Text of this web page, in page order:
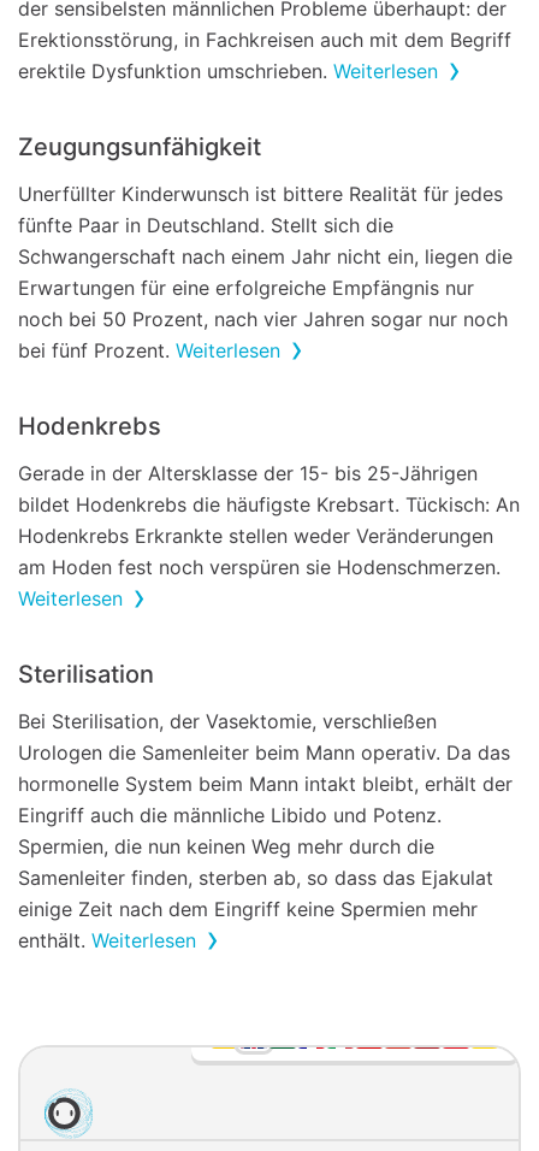
der sensibelsten männlichen Probleme überhaupt: der
Erektionsstörung, in Fachkreisen auch mit dem Begriff
erektile Dysfunktion umschrieben. Weiterlesen
Zeugungsunfähigkeit
Unerfüllter Kinderwunsch ist bittere Realität für jedes
fünfte Paar in Deutschland. Stellt sich die
Schwangerschaft nach einem Jahr nicht ein, liegen die
Erwartungen für eine erfolgreiche Empfängnis nur
noch bei 50 Prozent, nach vier Jahren sogar nur noch
bei fünf Prozent. Weiterlesen
Hodenkrebs
Gerade in der Altersklasse der 15- bis 25-Jährigen
bildet Hodenkrebs die häufigste Krebsart. Tückisch: An
Hodenkrebs Erkrankte stellen weder Veränderungen
am Hoden fest noch verspüren sie Hodenschmerzen.
Weiterlesen
Sterilisation
Bei Sterilisation, der Vasektomie, verschließen
Urologen die Samenleiter beim Mann operativ. Da das
hormonelle System beim Mann intakt bleibt, erhält der
Eingriff auch die männliche Libido und Potenz.
Spermien, die nun keinen Weg mehr durch die
Samenleiter finden, sterben ab, so dass das Ejakulat
einige Zeit nach dem Eingriff keine Spermien mehr
enthält. Weiterlesen